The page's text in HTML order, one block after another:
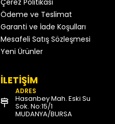
Çerez Politikası
Ödeme ve Teslimat
Garanti ve İade Koşulları
Mesafeli Satış Sözleşmesi
Yeni Ürünler
İLETİŞİM
ADRES
Hasanbey Mah. Eski Su
Sok. No:15/1
MUDANYA/BURSA